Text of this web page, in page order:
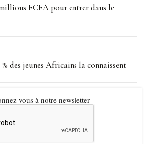
FCFA pour entrer dans le
des jeunes Africains la connaissent
vous à notre newsletter